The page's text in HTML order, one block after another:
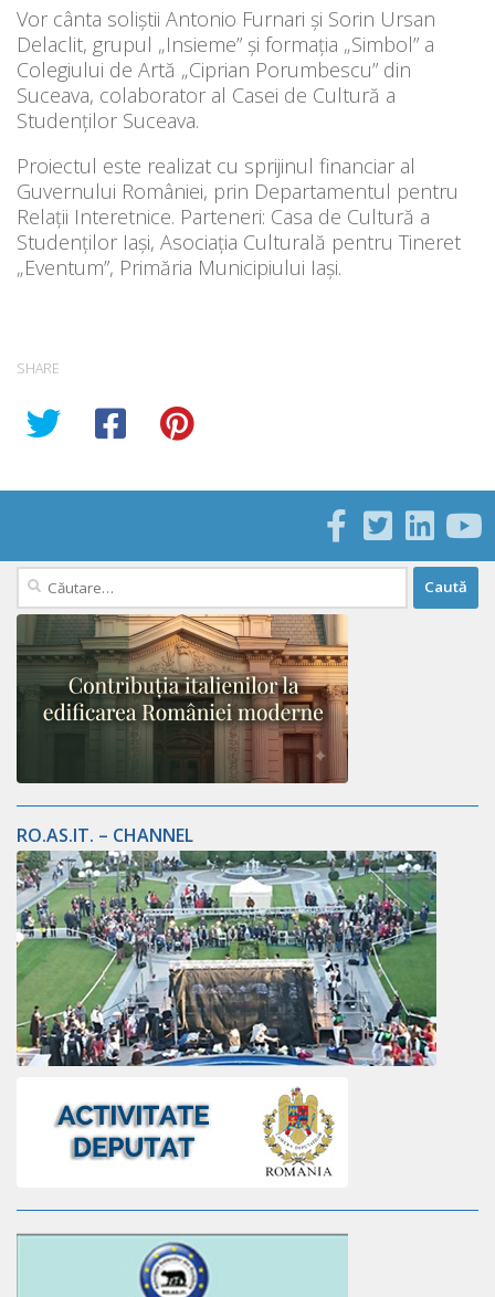
Vor cânta soliștii Antonio Furnari și Sorin Ursan
Delaclit, grupul „Insieme” și formația „Simbol” a
Colegiului de Artă „Ciprian Porumbescu” din
Suceava, colaborator al Casei de Cultură a
Studenților Suceava.
Proiectul este realizat cu sprijinul financiar al
Guvernului României, prin Departamentul pentru
Relații Interetnice. Parteneri: Casa de Cultură a
Studenților Iași, Asociația Culturală pentru Tineret
„Eventum”, Primăria Municipiului Iași.
SHARE
Caută
după:
RO.AS.IT. – CHANNEL